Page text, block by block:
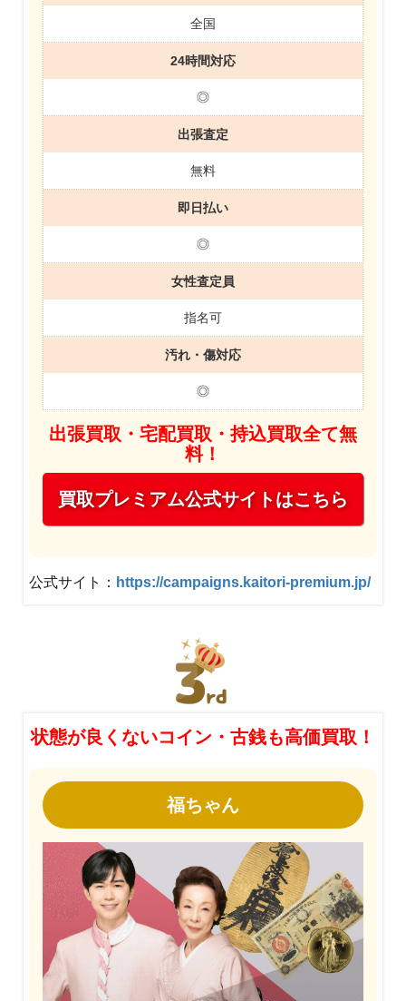
全国
24時間対応
◎
出張査定
無料
即日払い
◎
女性査定員
指名可
汚れ・傷対応
◎
出張買取・宅配買取・持込買取全て無
料！
買取プレミアム公式サイトはこちら
公式サイト： https://campaigns.kaitori-premium.jp/
状態が良くないコイン・古銭も高価買取！
福ちゃん